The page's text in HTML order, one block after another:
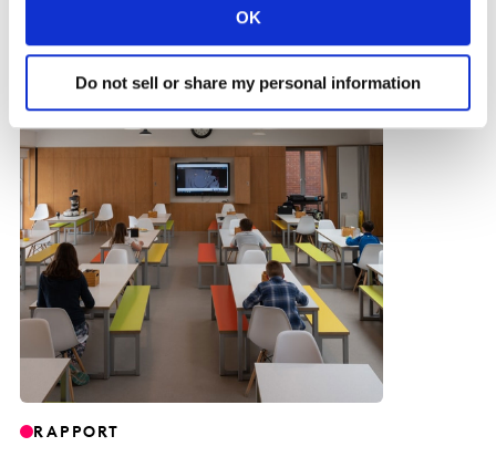
OK
Do not sell or share my personal information
RAPPORT